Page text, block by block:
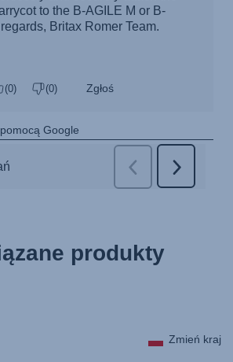
produkty
Zmień kraj